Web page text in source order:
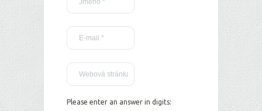
Please enter an answer in digits: